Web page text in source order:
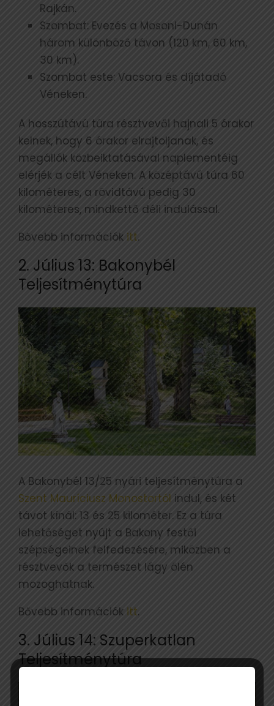
Rajkán.
Szombat: Evezés a Mosoni-Dunán
három különböző távon (120 km, 60 km,
30 km).
Szombat este: Vacsora és díjátadó
Véneken.
A hosszútávú túra résztvevői hajnali 5 órakor
kelnek, hogy 6 órakor elrajtoljanak, és
megállók közbeiktatásával naplementéig
elérjék a célt Véneken. A középtávú túra 60
kilométeres, a rövidtávú pedig 30
kilométeres, mindkettő déli indulással.
Bővebb információk itt.
2. Július 13: Bakonybél
Teljesítménytúra
A Bakonybél 13/25 nyári teljesítménytúra a
Szent Mauríciusz Monostortól indul, és két
távot kínál: 13 és 25 kilométer. Ez a túra
lehetőséget nyújt a Bakony festői
szépségeinek felfedezésére, miközben a
résztvevők a természet lágy ölén
mozoghatnak.
Bővebb információk itt.
3. Július 14: Szuperkatlan
Teljesítménytúra